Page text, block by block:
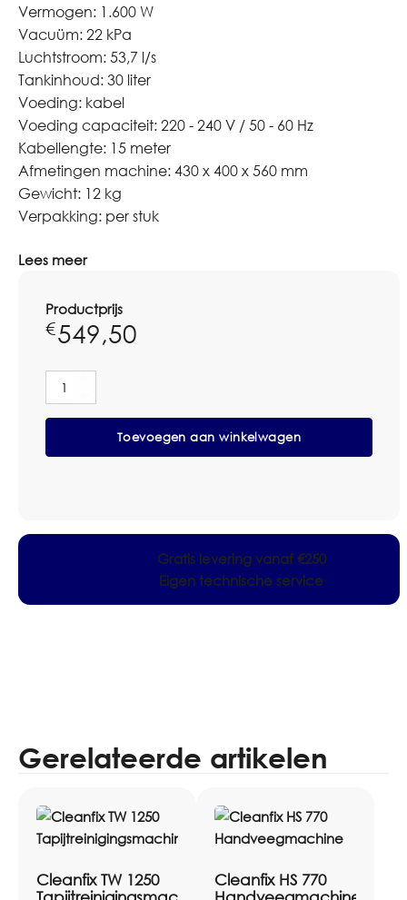
Vermogen: 1.600 W
Vacuüm: 22 kPa
Luchtstroom: 53,7 l/s
Tankinhoud: 30 liter
Voeding: kabel
Voeding capaciteit: 220 - 240 V / 50 - 60 Hz
Kabellengte: 15 meter
Afmetingen machine: 430 x 400 x 560 mm
Gewicht: 12 kg
Verpakking: per stuk
Lees meer
Productprijs
€549,50
Fimap
FV30
Stof-/Waterzuiger
Toevoegen aan winkelwagen
Gratis levering vanaf €250
Eigen technische service
Gerelateerde artikelen
Cleanfix TW 1250
Cleanfix HS 770